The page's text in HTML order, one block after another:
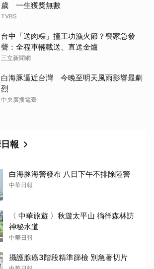
歲 一生獲獎無數
TVBS
台中「送肉粽」撞王功漁火節？喪家急發
聲：全程車輛載送、直送金爐
三立新聞網
白海豚逼近台灣 今晚至明天風雨影響最劇
烈
中央廣播電臺
報
白海豚海警發布 八日下午不排除陸警
中華日報
〈 中華旅遊 〉秋遊太平山 徜徉森林訪
神秘水道
中華日報
攝護腺癌3階段精準篩檢 別急著切片